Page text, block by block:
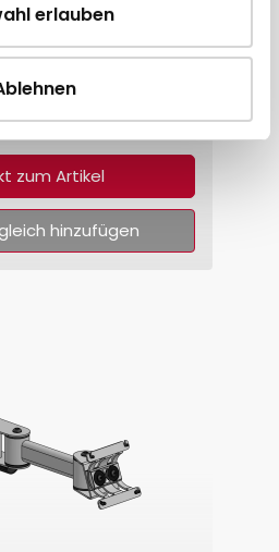
erlauben
75 Schwenkarm -
€ * pro Stück
zum Artikel
hinzufügen